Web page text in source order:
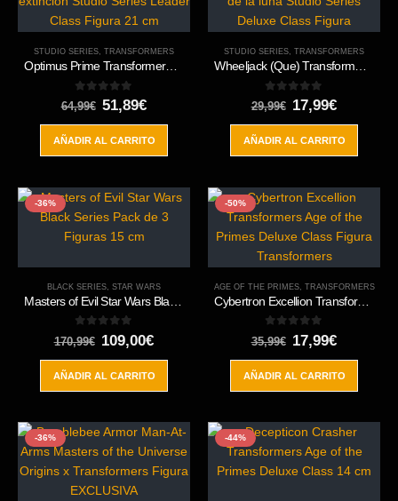
STUDIO SERIES TRANSFORMERS
Optimus Prime Transformers: la era de la extinción Studio Series Leader Class Figura 21 cm
0out of 5
64,99€ El
precio
era:
64,99€.
51,89€El
es:
51,89€.
AÑADIR AL CARRITO
STUDIO SERIES TRANSFORMERS
0out of 5
29,99€ El
precio
era:
29,99€.
17,99€El
es:
17,99€.
AÑADIR AL CARRITO
-36%
BLACK SERIES STAR WARS
0out of 5
170,99€ El
precio
era:
170,99€.
109,00€El
es:
109,00€.
AÑADIR AL CARRITO
-50%
AGE OF THE PRIMES, TRANSFORMERS
Cybertron Excellion Transformers Age of the Primes Deluxe Class Figura Transformers
0out of 5
35,99€ El
precio
era:
35,99€.
17,99€El
es:
17,99€.
AÑADIR AL CARRITO
-36% -44%